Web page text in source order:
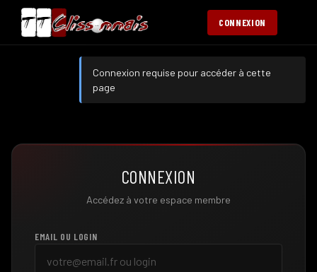
CONNEXION
CONNEXION
Accédez à votre espace membre
EMAIL OU LOGIN
Connexion requise pour accéder à cette
page